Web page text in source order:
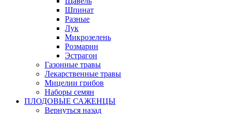
Шпинат
Разные
Лук
Микрозелень
Розмарин
Эстрагон
Газонные травы
Лекарственные травы
Мицелии грибов
Наборы семян
ПЛОДОВЫЕ САЖЕНЦЫ
Вернуться назад